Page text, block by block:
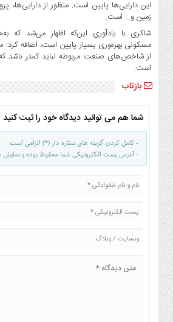
سیاسی
و
بین
الملل
نگاه
روز
این دارایی‌ها پایین است. منظور از دارایی‌ها،
زمین و… است.
شاکری با یادآوری این‌که اظهار می‌شد
مسکونی بهره‌وری بسیار پایین است، اضافه کرد:
از شاخص‌های صنعت مربوطه نباید کمتر باشد
است.
بازتاب
شما هم می توانید دیدگاه خود را ثبت کنید
- کامل کردن گزینه های ستاره دار (*) الزامی است
- آدرس پست الکترونیکی شما محفوظ بوده و نمایش